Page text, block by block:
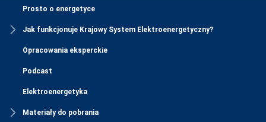
Prosto o energetyce
Jak funkcjonuje Krajowy System Elektroenergetyczny?
Opracowania eksperckie
Podcast
Elektroenergetyka
Materiały do pobrania